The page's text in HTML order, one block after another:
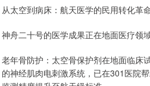
从太空到病床：航天医学的民用转化革
神舟二十号的医学成果正在地面医疗领
老年骨防护：太空骨保护剂在地面临床
的神经肌肉电刺激系统，已在301医院